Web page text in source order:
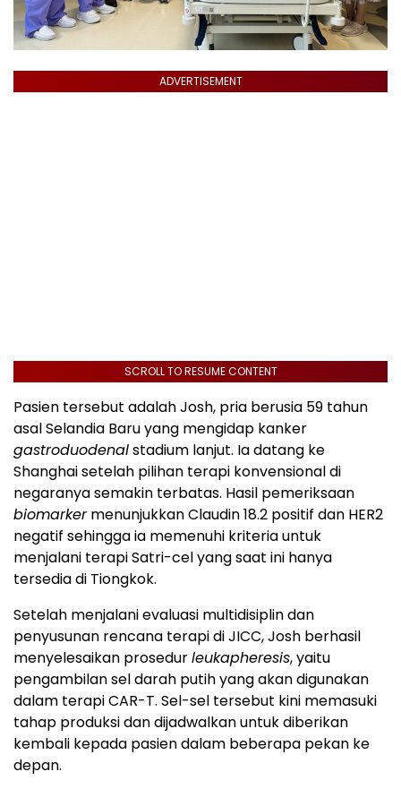
ADVERTISEMENT
SCROLL TO RESUME CONTENT
Pasien tersebut adalah Josh, pria berusia 59 tahun
asal Selandia Baru yang mengidap kanker
gastroduodenalstadium lanjut. Ia datang ke
Shanghai setelah pilihan terapi konvensional di
negaranya semakin terbatas. Hasil pemeriksaan
biomarkermenunjukkan Claudin 18.2 positif dan HER2
negatif sehingga ia memenuhi kriteria untuk
menjalani terapi Satri-cel yang saat ini hanya
tersedia di Tiongkok.
Setelah menjalani evaluasi multidisiplin dan
penyusunan rencana terapi di JICC, Josh berhasil
menyelesaikan prosedurleukapheresis, yaitu
pengambilan sel darah putih yang akan digunakan
dalam terapi CAR-T. Sel-sel tersebut kini memasuki
tahap produksi dan dijadwalkan untuk diberikan
kembali kepada pasien dalam beberapa pekan ke
depan.